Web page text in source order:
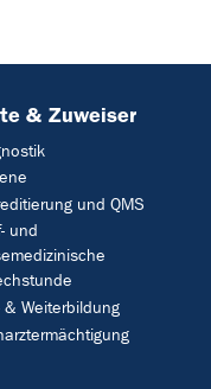
& Zuweiser
und QMS
und
& Weiterbildung